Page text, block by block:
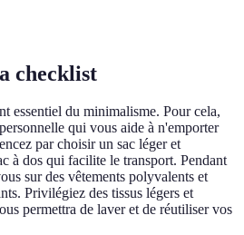
checklist
essentiel du minimalisme. Pour cela,
qui vous aide à n'emporter
par choisir un sac léger et
à dos qui facilite le transport. Pendant
sur des vêtements polyvalents et
Privilégiez des tissus légers et
permettra de laver et de réutiliser vos